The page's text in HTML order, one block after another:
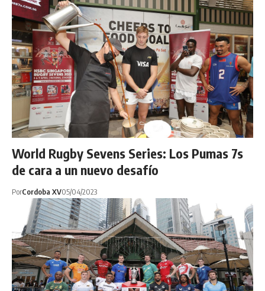
World Rugby Sevens Series: Los Pumas 7s
de cara a un nuevo desafío
PorCordoba XV05/04/2023